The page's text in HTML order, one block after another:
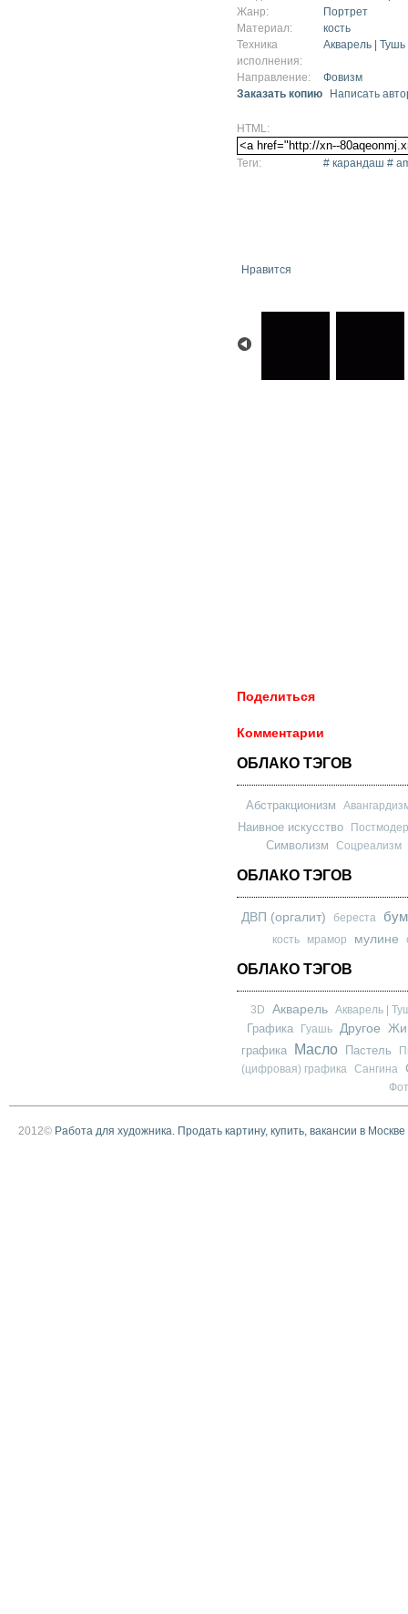
Жанр:
Портрет
Материал:
кость
Техника
исполнения:
Акварель | Тушь
Направление:
Фовизм
Заказать копию
Написать
HTML:
Теги: # карандаш #
Нравится
Поделиться
Комментарии
ОБЛАКО ТЭГОВ
Абстракционизм
Наивное искусство
Символизм Соцреализм
ОБЛАКО ТЭГОВ
ДВП (оргалит) береста
кость мрамор мулине
ОБЛАКО ТЭГОВ
3D Акварель Акварель |
Графика Гуашь Другое
графика
Масло Пастель
(цифровая) графика
Сангина
2012© Работа для художника. Продать картину, купить, вакансии в Москве